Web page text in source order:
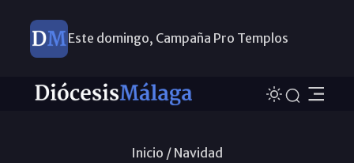
Este domingo, Campaña Pro Templos
Inicio / Navidad